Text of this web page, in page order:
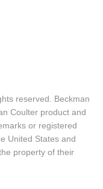
reserved. Beckman
Coulter product and
or registered
United States and
property of their